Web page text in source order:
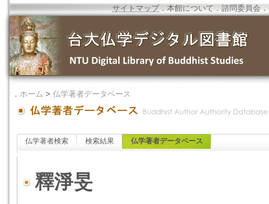
サイトマップ．本館について ．諮問委員会 ．
． ホーム > 仏学著者データベース
仏学著者検索 検索結果 仏学著者データベース
釋淨旻